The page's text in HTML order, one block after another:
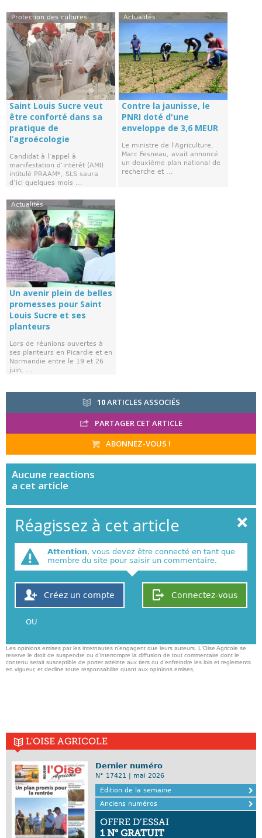
Protection des cultures
Saint Louis Sucre veut
être conforté dans sa
pratique de
l’agroécologie
Candidat à l’appel à
manifestation d’intérêt (AMI)
intitulé PRAAM*, SLS saura
d’ici quelques mois ...
Actualités
Contre la jaunisse, le
PNRI doté d'une
enveloppe de 3,6 MEUR
Le ministre de l'Agriculture,
Marc Fesneau, avait annoncé
un deuxième plan national de
recherche et ...
Actualités
Un avenir plein de belles
promesses pour Saint
Louis Sucre et ses
planteurs
Lors de réunions ouvertes à
ses planteurs en Picardie et en
Normandie entre le 19 et 26
juin, ...
10ARTICLES ASSOCIÉS
PARTAGER CET ARTICLE
ABONNEZ-VOUS !
Aucune reactions
a cet article
Réagissez à cet article
Attention, vous devez être connecté en tant que
membre du site pour saisir un commentaire.
Connectez-vous
Créez un compte
OU
Les opinions emises par les internautes n'engagent que leurs auteurs. L'Oise Agricole se
reserve le droit de suspendre ou d'interrompre la diffusion de tout commentaire dont le
contenu serait susceptible de porter atteinte aux tiers ou d'enfreindre les lois et reglements
en vigueur, et decline toute responsabilite quant aux opinions emises,
L'OISE AGRICOLE
Dernier numéro
N° 17421 | mai 2026
Edition de la semaine
Anciens numéros
OFFRE D’ESSAI
1 N° GRATUIT